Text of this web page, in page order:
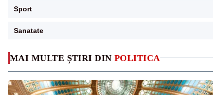
MAI MULTE ȘTIRI DIN POLITICA
Sport
Sanatate